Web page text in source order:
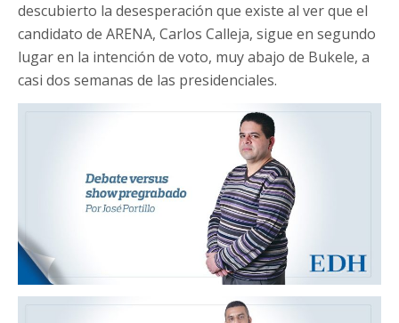
descubierto la desesperación que existe al ver que el
candidato de ARENA, Carlos Calleja, sigue en segundo
lugar en la intención de voto, muy abajo de Bukele, a
casi dos semanas de las presidenciales.